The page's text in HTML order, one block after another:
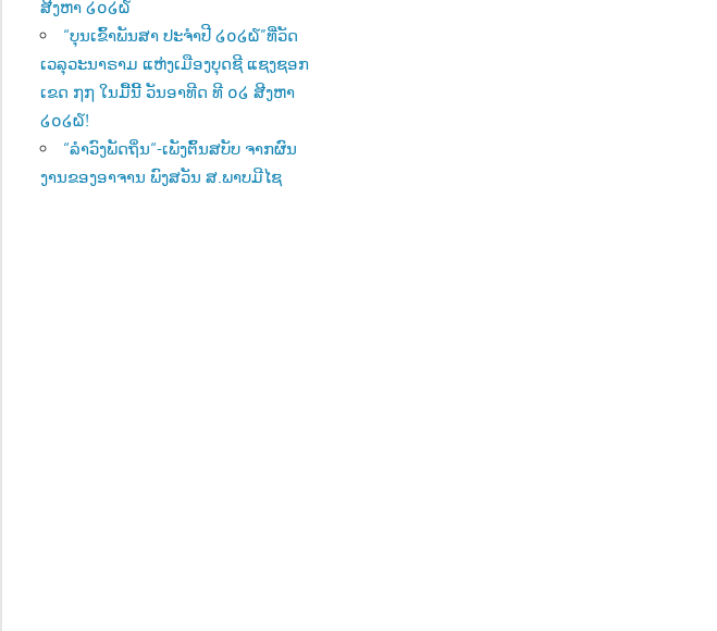
ສີງຫາ ໒໐໒໖
“ບຸນເຂົ້າພັນສາ ປະຈຳປີ ໒໐໒໖”ທີ່ວັດ
ເວລຸວະນາຣາມ ແຫ່ງເມືອງບຸດຊີ ແຊງຊອກ
ເຂດ ໗໗ ໃນມື້ນີ້ ວັນອາທີດ ທີ ໐໒ ສີງຫາ
໒໐໒໖!
“ລຳວົງພັດຖິ່ນ“-ເພັງຕົ້ນສບັບ ຈາກຜົນ
ງານຂອງອາຈານ ພົງສວັນ ສ.ພາບມີໄຊ